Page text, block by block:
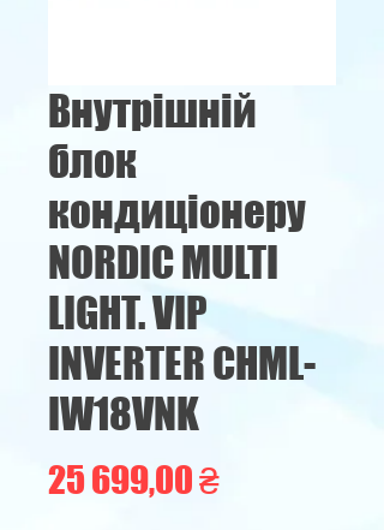
Внутрішній
блок
кондиціонеру
NORDIC MULTI
LIGHT. VIP
INVERTER CHML-
IW18VNK
25 699,00 ₴Ціна